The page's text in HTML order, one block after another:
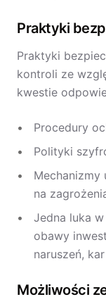
Praktyki
Praktyki
kontroli ze
kwestie
Procedury
Polityki
Mechanizmy
na
Jedna luka
obawy
naruszeń,
Możliwości